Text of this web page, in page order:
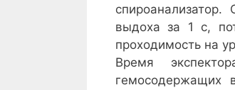
выдоха за 1 с,
проходимость на
Время
гемосодержащих